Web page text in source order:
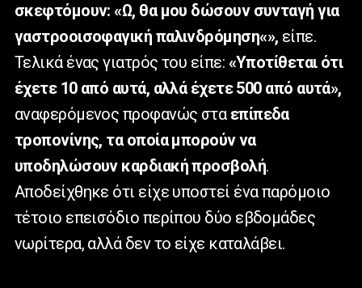
σκεφτόμουν: «Ω, θα μου δώσουν συνταγή για
γαστροοισοφαγική παλινδρόμηση«», είπε.
Τελικά ένας γιατρός του είπε: «Υποτίθεται ότι
έχετε 10 από αυτά, αλλά έχετε 500 από αυτά»,
αναφερόμενος προφανώς στα επίπεδα
τροπονίνης, τα οποία μπορούν να
υποδηλώσουν καρδιακή προσβολή.
Αποδείχθηκε ότι είχε υποστεί ένα παρόμοιο
τέτοιο επεισόδιο περίπου δύο εβδομάδες
νωρίτερα, αλλά δεν το είχε καταλάβει.